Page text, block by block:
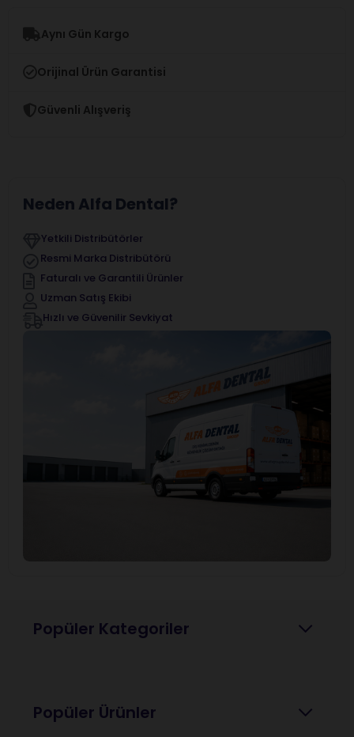
Aynı Gün Kargo
Orijinal Ürün Garantisi
Güvenli Alışveriş
Neden Alfa Dental?
Yetkili Distribütörler
Resmi Marka Distribütörü
Faturalı ve Garantili Ürünler
Uzman Satış Ekibi
Hızlı ve Güvenilir Sevkiyat
Popüler Kategoriler
Popüler Ürünler